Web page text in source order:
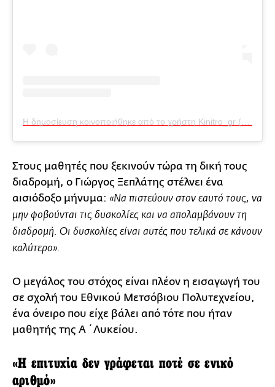
Στους μαθητές που ξεκινούν τώρα τη δική τους
διαδρομή, ο Γιώργος Ξεπλάτης στέλνει ένα
αισιόδοξο μήνυμα: «Να πιστεύουν στον εαυτό τους, να
μην φοβούνται τις δυσκολίες και να απολαμβάνουν τη
διαδρομή. Οι δυσκολίες είναι αυτές που τελικά σε κάνουν
καλύτερο».
Ο μεγάλος του στόχος είναι πλέον η εισαγωγή του
σε σχολή του Εθνικού Μετσόβιου Πολυτεχνείου,
ένα όνειρο που είχε βάλει από τότε που ήταν
μαθητής της Α΄ Λυκείου.
«Η επιτυχία δεν γράφεται ποτέ σε ενικό
αριθμό»